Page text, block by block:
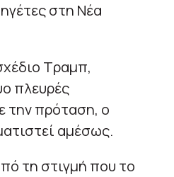
στη Νέα
Τραμπ,
πλευρές
την πρόταση, ο
αμέσως.
τη στιγμή που το